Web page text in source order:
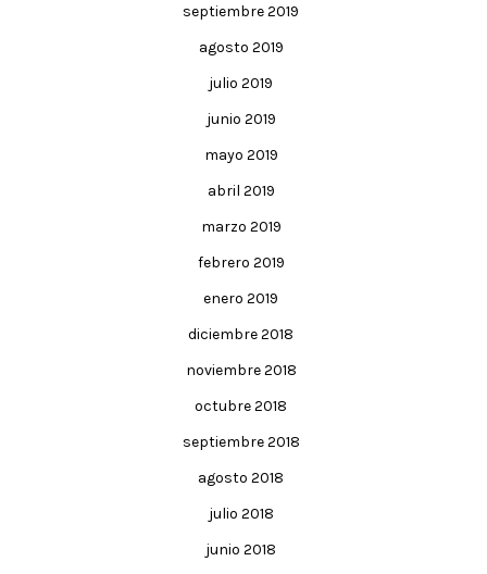
septiembre 2019
agosto 2019
julio 2019
junio 2019
mayo 2019
abril 2019
marzo 2019
febrero 2019
enero 2019
diciembre 2018
noviembre 2018
octubre 2018
septiembre 2018
agosto 2018
julio 2018
junio 2018